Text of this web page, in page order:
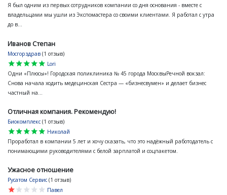
Я был одним из первых сотрудников компании со дня основания - вместе с
владельцами мы ушли из Экспомастера со своими клиентами. Я работал с утра
до в...
Иванов Степан
Мосгорздрав (1 отзыв)
star
star
star
star
star
Lori
Одни «Плюсы»! Городская поликлиника № 45 города МосквыРечной вокзал:
Снова начала ходить медецинская Сестра — «бизнесвумен» и делает бизнес
частный на...
Отличная компания. Рекомендую!
Биокомплекс (1 отзыв)
star
star
star
star
star
Николай
Проработал в компании 5 лет и хочу сказать, что это надёжный работодатель с
понимающими руководителями с белой зарплатой и соцпакетом.
Ужасное отношение
Русатом Сервис (1 отзыв)
star
star
star
star
star
Павел